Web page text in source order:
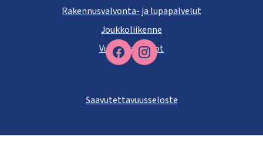
Facebook
Rakennusvalvonta- ja lupapalvelut
Joukkoliikenne
Vuokra-asunnot
Saavutettavuusseloste